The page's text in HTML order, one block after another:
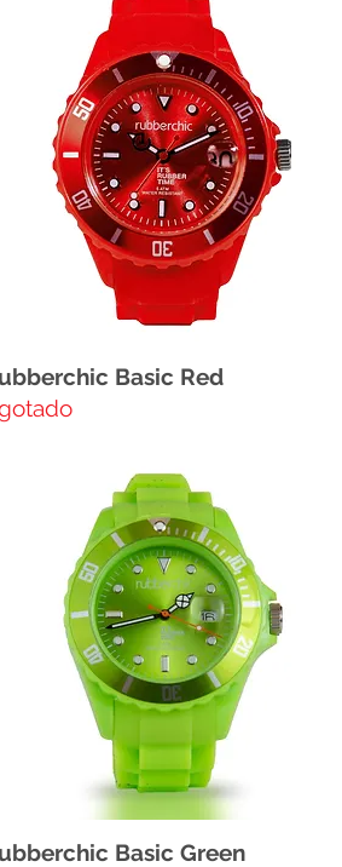
Basic Red
Basic Green